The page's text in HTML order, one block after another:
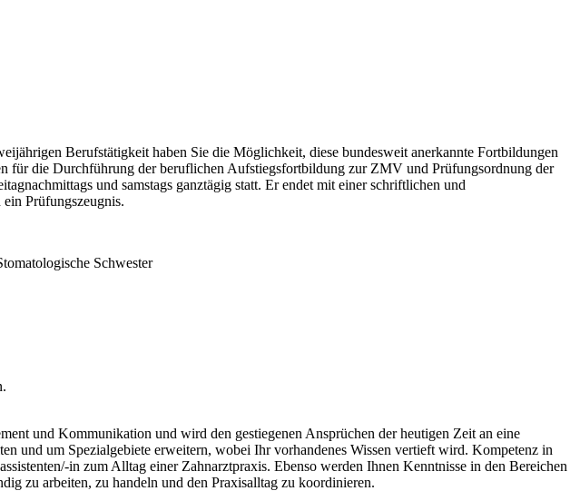
Berufstätigkeit haben Sie die Möglichkeit, diese bundesweit anerkannte Fortbildungen
für die Durchführung der beruflichen Aufstiegsfortbildung zur ZMV und Prüfungsordnung der
und samstags ganztägig statt. Er endet mit einer schriftlichen und
Prüfungszeugnis.
Schwester
und Kommunikation und wird den gestiegenen Ansprüchen der heutigen Zeit an eine
und um Spezialgebiete erweitern, wobei Ihr vorhandenes Wissen vertieft wird. Kompetenz in
in zum Alltag einer Zahnarztpraxis. Ebenso werden Ihnen Kenntnisse in den Bereichen
zu arbeiten, zu handeln und den Praxisalltag zu koordinieren.